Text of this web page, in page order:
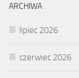
ARCHIWA
lipiec 2026
czerwiec 2026